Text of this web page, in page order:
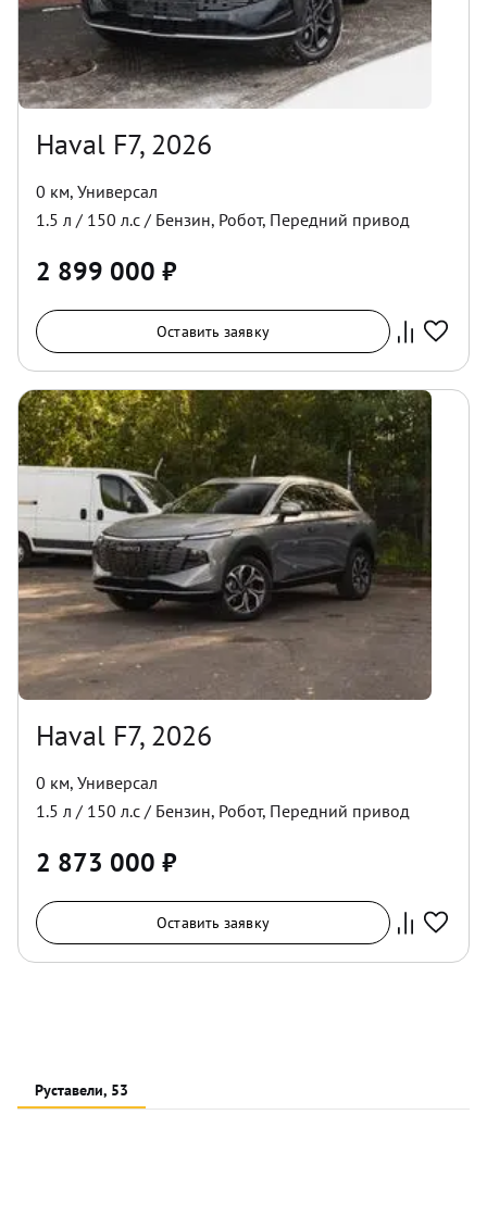
Haval F7, 2026
0 км, Универсал
1.5 л / 150 л.с / Бензин, Робот, Передний привод
2 899 000 ₽
Оставить заявку
Haval F7, 2026
0 км, Универсал
1.5 л / 150 л.с / Бензин, Робот, Передний привод
2 873 000 ₽
Оставить заявку
Руставели, 53